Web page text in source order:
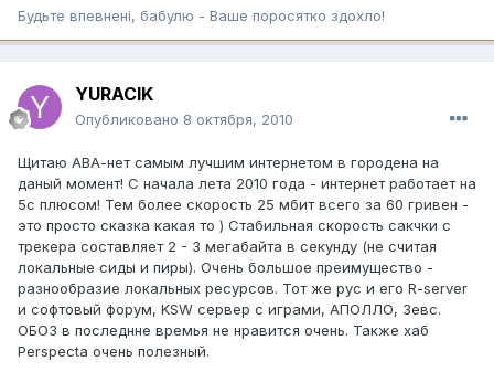
Будьте впевненi, бабулю - Ваше поросятко здохло!
YURACIK
Опубликовано 8 октября, 2010
Щитаю АВА-нет самым лучшим интернетом в городена на
даный момент! С начала лета 2010 года - интернет работает на
5с плюсом! Тем более скорость 25 мбит всего за 60 гривен -
это просто сказка какая то ) Стабильная скорость сакчки с
трекера составляет 2 - 3 мегабайта в секунду (не считая
локальные сиды и пиры). Очень большое преимущество -
разнообразие локальных ресурсов. Тот же рус и его R-server
и софтовый форум, KSW сервер с играми, АПОЛЛО, Зевс.
ОБОЗ в последнне времья не нравится очень. Также хаб
Perspecta очень полезный.